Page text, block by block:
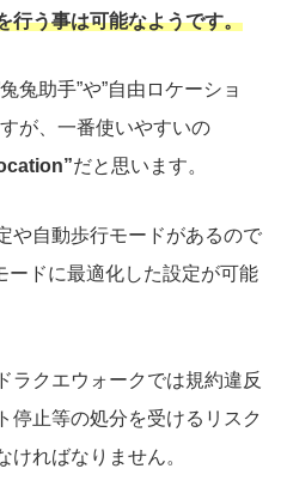
行う事は可能なようです。
兔助手”や”自由ロケーショ
が、一番使いやすいの
だと思います。
や自動歩行モードがあるので
ードに最適化した設定が可能
ラクエウォークでは規約違反
停止等の処分を受けるリスク
ければなりません。